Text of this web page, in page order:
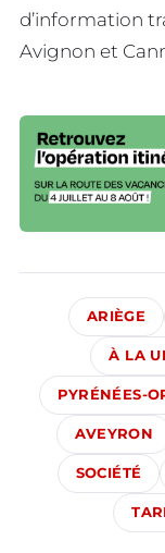
d’information
Avignon et
ARIÈGE
À LA
PYRÉNÉES-
AVEYRON
SOCIÉTÉ